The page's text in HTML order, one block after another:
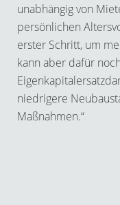
unabhängig von
persönlichen
erster Schritt, um
kann aber dafür
niedrigere
Maßnahmen.“